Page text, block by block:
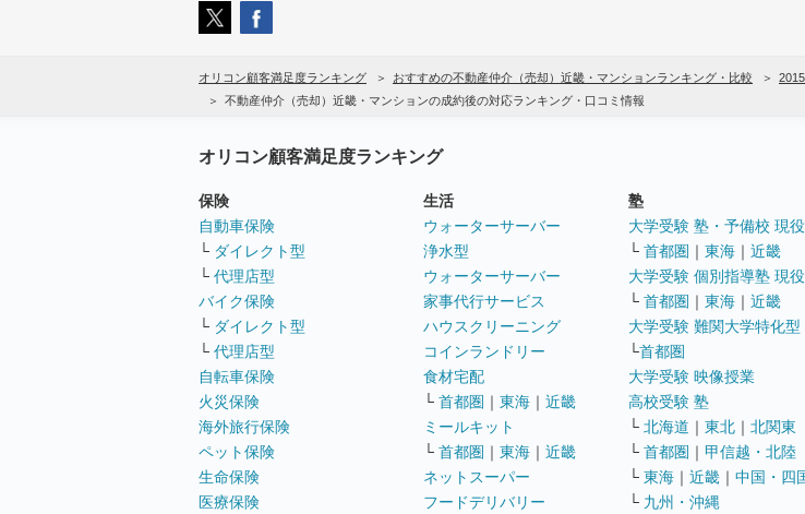
オリコン顧客満足度ランキング おすすめの不動産仲介（売却）近畿・マンションランキング・比較
不動産仲介（売却）近畿・マンションの成約後の対応ランキング・口コミ情報
オリコン顧客満足度ランキング
保険
自動車保険
└ ダイレクト型
└ 代理店型
バイク保険
└ ダイレクト型
└ 代理店型
自転車保険
火災保険
海外旅行保険
ペット保険
生命保険
医療保険
生活
ウォーターサーバー
浄水型
ウォーターサーバー
家事代行サービス
ハウスクリーニング
コインランドリー
食材宅配
└ 首都圏 ｜ 東海 ｜ 近畿
ミールキット
└ 首都圏 ｜ 東海 ｜ 近畿
ネットスーパー
フードデリバリー
塾
大学受験 塾・予備校 現役
└ 首都圏 ｜ 東海 ｜ 近畿
大学受験 個別指導塾 現役
└ 首都圏 ｜ 東海 ｜ 近畿
大学受験 難関大学特化型
└首都圏
大学受験 映像授業
高校受験 塾
└ 北海道 ｜ 東北 ｜ 北関東
└ 首都圏 ｜ 甲信越・北陸
└ 東海 ｜ 近畿 ｜ 中国・四
└ 九州・沖縄